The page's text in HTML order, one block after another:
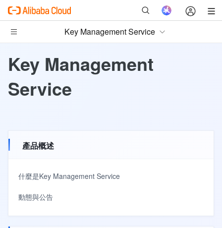
Key Management Service
Key Management
Service
產品概述
什麼是Key Management Service
動態與公告